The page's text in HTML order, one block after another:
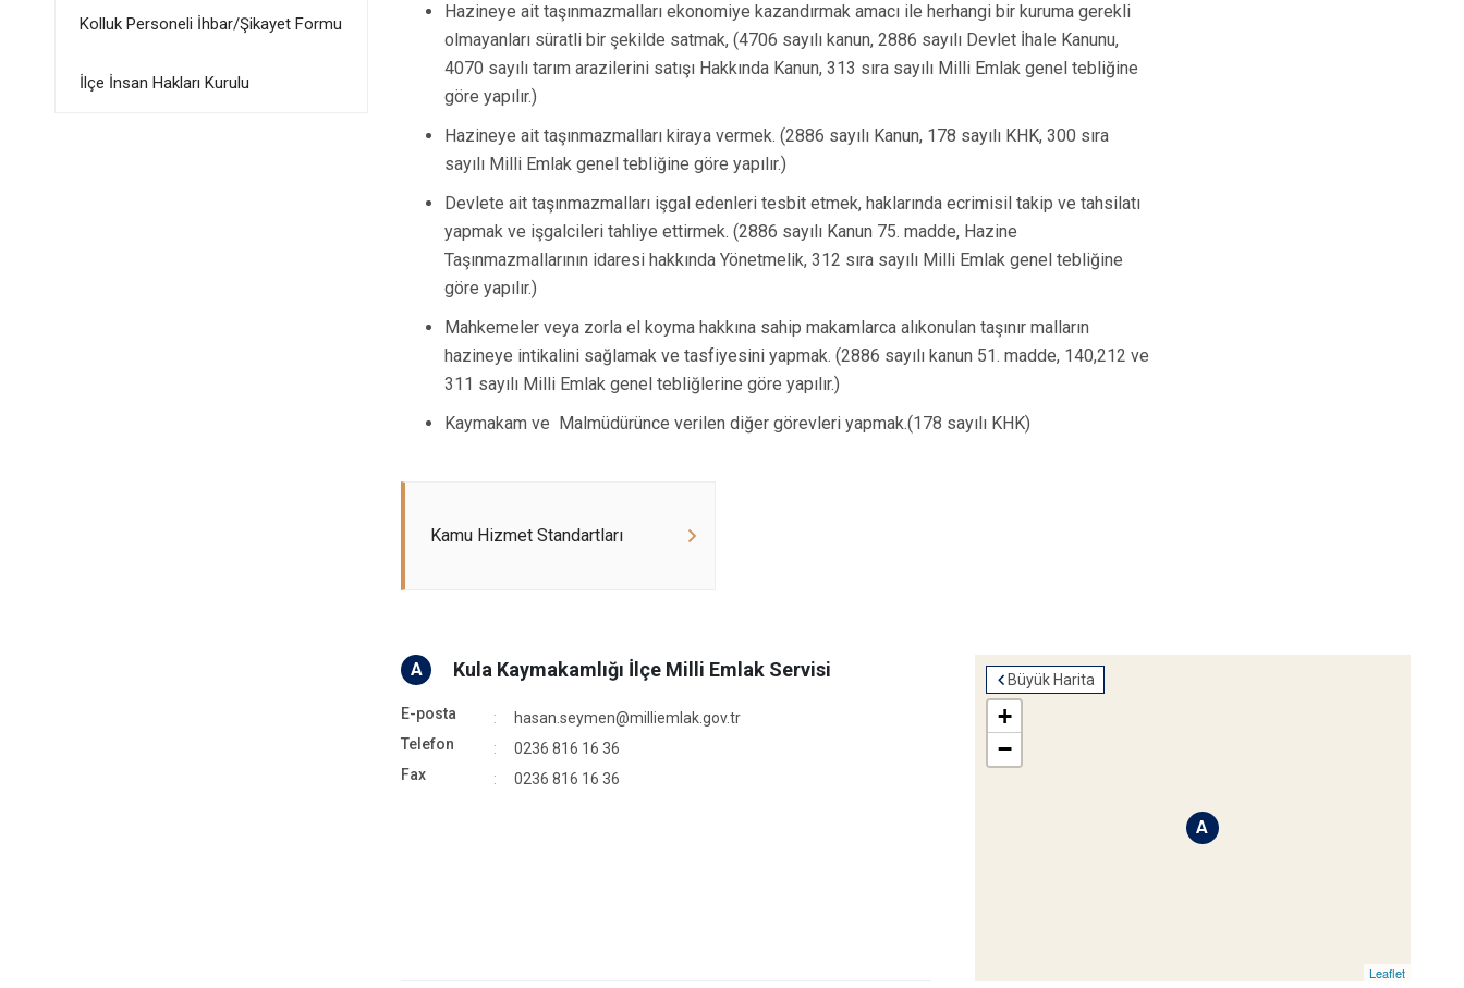
Gördes
Kırkağaç
Kula
Kolluk Personeli İhbar/Şikayet Formu
İlçe İnsan Hakları Kurulu
Hazineye ait taşınmazmalları ekonomiye kazandırmak amacı ile herhangi bir kuruma gerekli
olmayanları süratli bir şekilde satmak, (4706 sayılı kanun, 2886 sayılı Devlet İhale Kanunu,
4070 sayılı tarım arazilerini satışı Hakkında Kanun, 313 sıra sayılı Milli Emlak genel tebliğine
göre yapılır.)
Hazineye ait taşınmazmalları kiraya vermek. (2886 sayılı Kanun, 178 sayılı KHK, 300 sıra
sayılı Milli Emlak genel tebliğine göre yapılır.)
Devlete ait taşınmazmalları işgal edenleri tesbit etmek, haklarında ecrimisil takip ve tahsilatı
yapmak ve işgalcileri tahliye ettirmek. (2886 sayılı Kanun 75. madde, Hazine
Taşınmazmallarının idaresi hakkında Yönetmelik, 312 sıra sayılı Milli Emlak genel tebliğine
göre yapılır.)
Mahkemeler veya zorla el koyma hakkına sahip makamlarca alıkonulan taşınır malların
hazineye intikalini sağlamak ve tasfiyesini yapmak. (2886 sayılı kanun 51. madde, 140,212 ve
311 sayılı Milli Emlak genel tebliğlerine göre yapılır.)
Kaymakam ve Malmüdürünce verilen diğer görevleri yapmak.(178 sayılı KHK)
Kamu Hizmet Standartları
Büyük Harita
A
+
−
Leaflet
A Kula Kaymakamlığı İlçe Milli Emlak Servisi
E-posta
hasan.seymen@milliemlak.gov.tr
Telefon
0236 816 16 36
Fax
0236 816 16 36